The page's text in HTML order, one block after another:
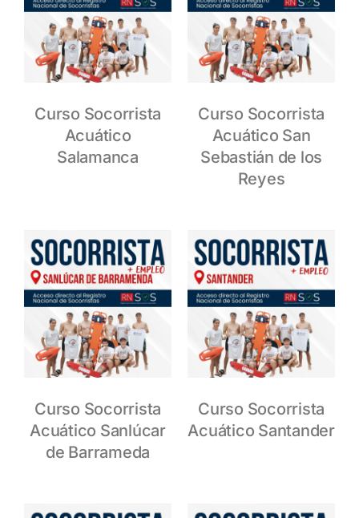
Curso Socorrista
Acuático
Salamanca
Curso Socorrista
Acuático San
Sebastián de los
Reyes
Curso Socorrista
Acuático Sanlúcar
de Barrameda
Curso Socorrista
Acuático Santander